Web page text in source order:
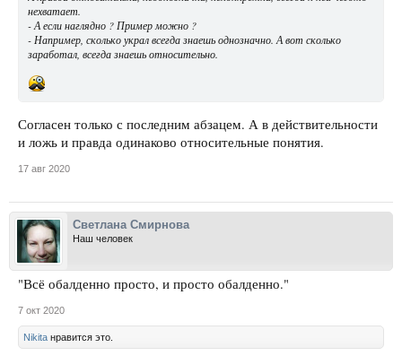
нехватает.
- А если наглядно ? Пример можно ?
- Например, сколько украл всегда знаешь однозначно. А вот сколько
заработал, всегда знаешь относительно.
Согласен только с последним абзацем. А в действительности
и ложь и правда одинаково относительные понятия.
17 авг 2020
Светлана Смирнова
Наш человек
"Всё обалденно просто, и просто обалденно."
7 окт 2020
Nikita нравится это.